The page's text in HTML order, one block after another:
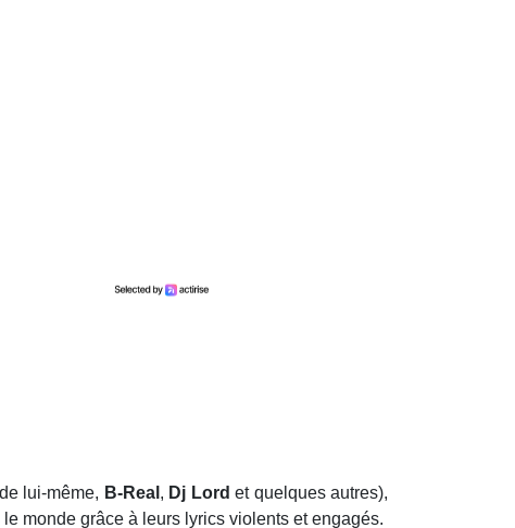
lui-même, B-Real , Dj Lord et quelques autres),
monde grâce à leurs lyrics violents et engagés.